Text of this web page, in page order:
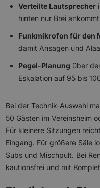
Verteilte Lautsprecher
hinten nur Brei ankommt
Funkmikrofon für den
damit Ansagen und
Pegel-Planung über
Eskalation auf 95 bis
Bei der Technik-Auswahl
50 Gästen im Vereinsheim
Für kleinere Sitzungen
Eingang. Für größere Säle
Subs und Mischpult. Bei
kautionsfrei und mit